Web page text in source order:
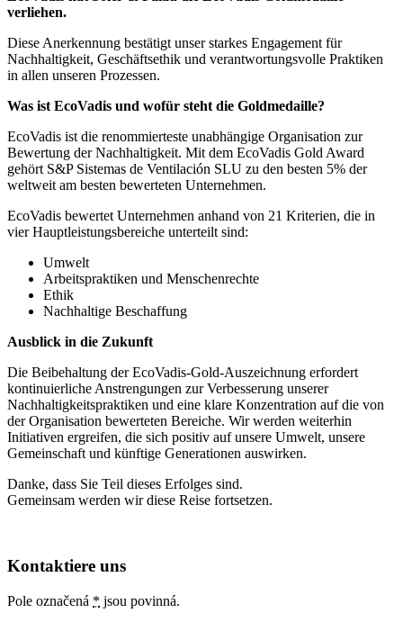
verliehen.
Diese Anerkennung bestätigt unser starkes Engagement für
Nachhaltigkeit, Geschäftsethik und verantwortungsvolle Praktiken
in allen unseren Prozessen.
Was ist EcoVadis und wofür steht die Goldmedaille?
EcoVadis ist die renommierteste unabhängige Organisation zur
Bewertung der Nachhaltigkeit. Mit dem EcoVadis Gold Award
gehört S&P Sistemas de Ventilación SLU zu den besten 5% der
weltweit am besten bewerteten Unternehmen.
EcoVadis bewertet Unternehmen anhand von 21 Kriterien, die in
vier Hauptleistungsbereiche unterteilt sind:
Umwelt
Arbeitspraktiken und Menschenrechte
Ethik
Nachhaltige Beschaffung
Ausblick in die Zukunft
Die Beibehaltung der EcoVadis-Gold-Auszeichnung erfordert
kontinuierliche Anstrengungen zur Verbesserung unserer
Nachhaltigkeitspraktiken und eine klare Konzentration auf die von
der Organisation bewerteten Bereiche. Wir werden weiterhin
Initiativen ergreifen, die sich positiv auf unsere Umwelt, unsere
Gemeinschaft und künftige Generationen auswirken.
Danke, dass Sie Teil dieses Erfolges sind.
Gemeinsam werden wir diese Reise fortsetzen.
Kontaktiere uns
Pole označená * jsou povinná.